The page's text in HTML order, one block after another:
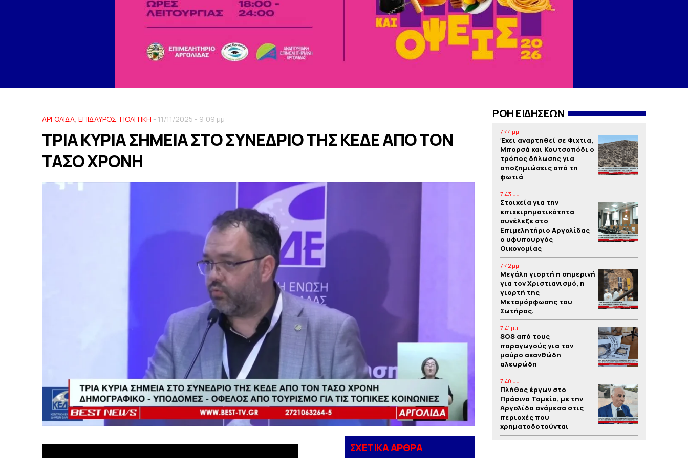
ΑΡΓΟΛΙΔΑ, ΕΠΙΔΑΥΡΟΣ, ΠΟΛΙΤΙΚΗ - 11/11/2025 - 9:09 μμ
ΤΡΙΑ ΚΥΡΙΑ ΣΗΜΕΙΑ ΣΤΟ ΣΥΝΕΔΡΙΟ ΤΗΣ ΚΕΔΕ ΑΠΟ ΤΟΝ
ΤΑΣΟ ΧΡΟΝΗ
ΣΧΕΤΙΚΑ ΑΡΘΡΑ
ΡΟΗ ΕΙΔΗΣΕΩΝ
7:44 μμ
Έχει αναρτηθεί σε Φιχτια,
Μπορσά και Κουτσοπόδι ο
τρόπος δήλωσης για
αποζημιώσεις από τη
φωτιά
7:43 μμ
Στοιχεία για την
επιχειρηματικότητα
συνέλεξε στο
Επιμελητήριο Αργολίδας
ο υφυπουργός
Οικονομίας
7:42 μμ
Μεγάλη γιορτή η σημερινή
για τον Χριστιανισμό, η
γιορτή της
Μεταμόρφωσης του
Σωτήρος.
7:41 μμ
SOS από τους
παραγωγούς για τον
μαύρο ακανθώδη
αλευρώδη
7:40 μμ
Πλήθος έργων στο
Πράσινο Ταμείο, με την
Αργολίδα ανάμεσα στις
περιοχές που
χρηματοδοτούνται